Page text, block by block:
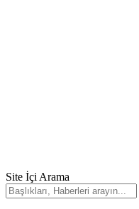
Site İçi Arama